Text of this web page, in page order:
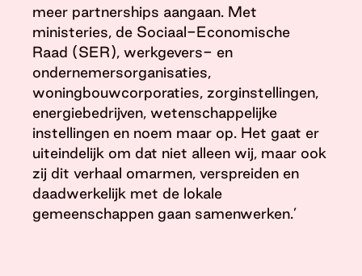
meer partnerships aangaan. Met
ministeries, de Sociaal-Economische
Raad (SER), werkgevers- en
ondernemersorganisaties,
woningbouwcorporaties, zorginstellingen,
energiebedrijven, wetenschappelijke
instellingen en noem maar op. Het gaat er
uiteindelijk om dat niet alleen wij, maar ook
zij dit verhaal omarmen, verspreiden en
daadwerkelijk met de lokale
gemeenschappen gaan samenwerken.’